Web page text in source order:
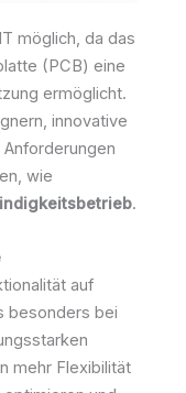
möglich, da das
(PCB) eine
ermöglicht.
innovative
wie
.
auf
besonders bei
mehr Flexibilität